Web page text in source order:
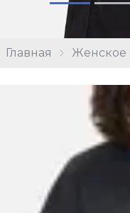
Главная Женское